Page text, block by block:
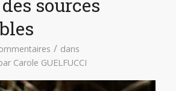
sources
/ dans
Carole GUELFUCCI